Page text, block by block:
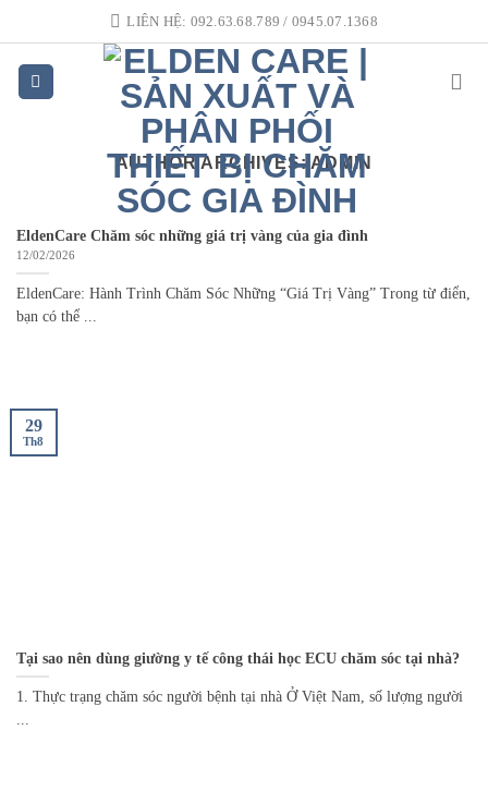
to
content
LIÊN HỆ: 092.63.68.789 / 0945.07.1368
AUTHOR ARCHIVES: ADMIN
EldenCare Chăm sóc những giá trị vàng của gia đình
12/02/2026
EldenCare: Hành Trình Chăm Sóc Những “Giá Trị Vàng” ​Trong từ điển,
bạn có thể ...
Tại sao nên dùng giường y tế công thái học ECU chăm sóc tại nhà?
1. Thực trạng chăm sóc người bệnh tại nhà Ở Việt Nam, số lượng người
29
Th8